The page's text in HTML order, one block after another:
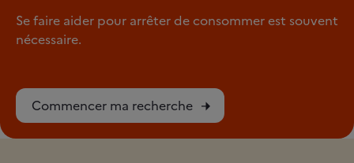
Se faire aider pour arrêter de consommer est souvent
nécessaire.
Commencer ma recherche